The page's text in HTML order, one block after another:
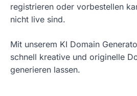
registrieren oder vorbestellen
nicht live sind.
Mit unserem KI Domain
schnell kreative und originelle
generieren lassen.